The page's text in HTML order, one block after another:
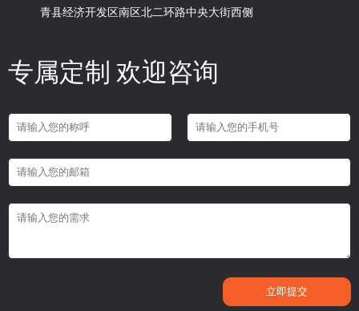
青县经济开发区南区北二环路中央大街西侧
专属定制 欢迎咨询